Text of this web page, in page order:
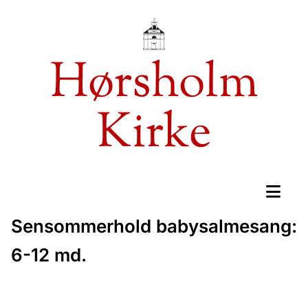
Hørsholm
Kirke
Sensommerhold babysalmesang:
6-12 md.